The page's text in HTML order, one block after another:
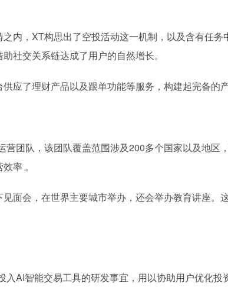
内，XT构思出了空投活动这一机制，以及含有任
社交关系链达成了用户的自然增长。
应了理财产品以及跟单功能等服务，构建起完备的
营团队，该团队覆盖范围涉及200多个国家以及地
率 。
面会，在世界主要城市举办，还会举办教育讲座
入AI智能交易工具的研发事宜，用以协助用户优化